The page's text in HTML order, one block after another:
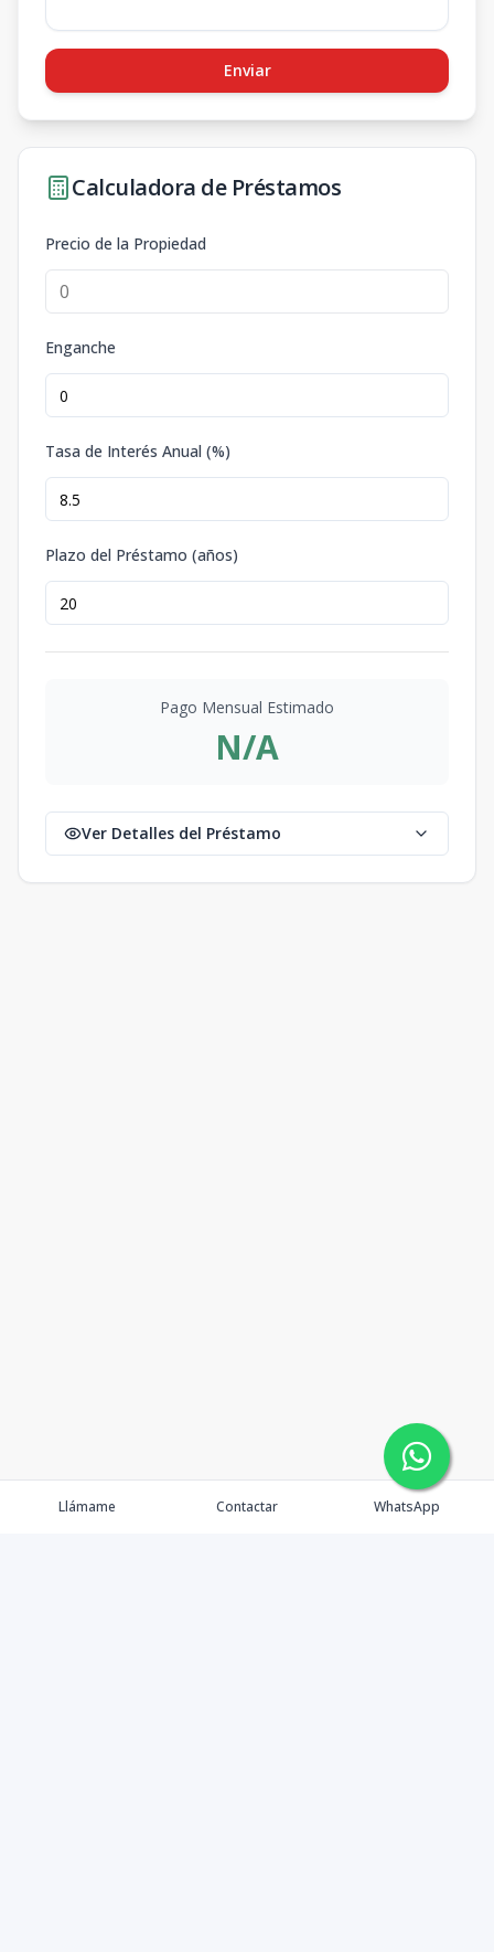
Enviar
Calculadora de Préstamos
Precio de la Propiedad
Enganche
Tasa de Interés Anual (%)
Plazo del Préstamo (años)
Pago Mensual Estimado
N/A
Ver Detalles del Préstamo
Llámame Contactar WhatsApp